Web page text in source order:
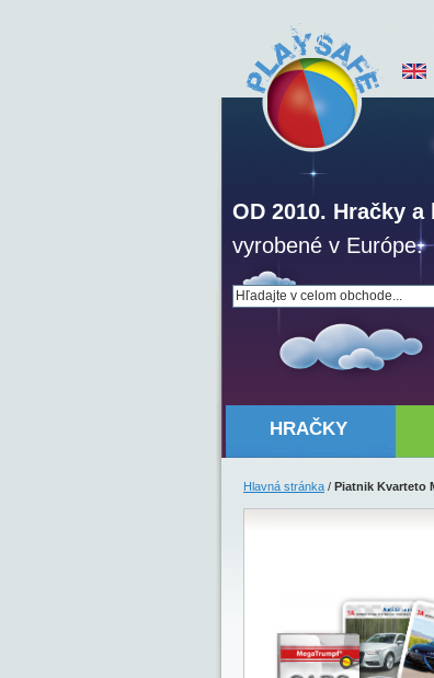
OD 2010. Hračky a
vyrobené v Európe.
HRAČKY
Hlavná stránka / Piatnik Kvarteto